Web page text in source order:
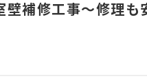
壁補修工事～修理